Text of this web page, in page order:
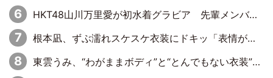
HKT48山川万里愛が初水着グラビア 先輩メンバーも思わず“ガン見”した新たな魅力
根本凪、ずぶ濡れスケスケ衣装にドキッ「表情が良過ぎる」「ねもちゃんの眼差しにドキドキが止まらない」
東雲うみ、“わがままボディ”と“とんでもない衣装”で誘惑「パーフェクトなスタイル」「くびれがステキ」「やみつきになるボディ」